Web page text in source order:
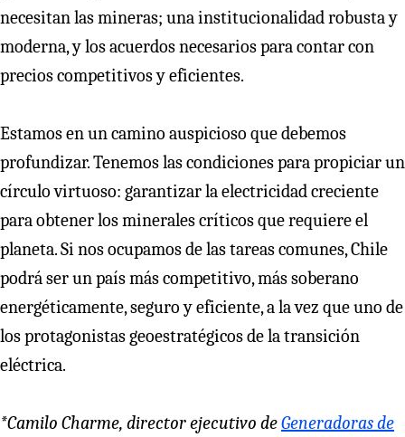
necesitan las mineras; una institucionalidad robusta y
moderna, y los acuerdos necesarios para contar con
precios competitivos y eficientes.
Estamos en un camino auspicioso que debemos
profundizar. Tenemos las condiciones para propiciar un
círculo virtuoso: garantizar la electricidad creciente
para obtener los minerales críticos que requiere el
planeta. Si nos ocupamos de las tareas comunes, Chile
podrá ser un país más competitivo, más soberano
energéticamente, seguro y eficiente, a la vez que uno de
los protagonistas geoestratégicos de la transición
eléctrica.
*Camilo Charme, director ejecutivo deGeneradoras de